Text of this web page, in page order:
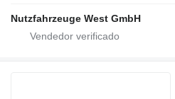
Nutzfahrzeuge West GmbH